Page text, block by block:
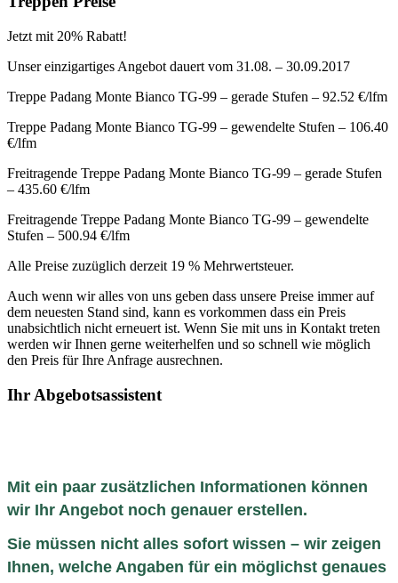
Jetzt mit 20% Rabatt!
Unser einzigartiges Angebot dauert vom 31.08. – 30.09.2017
Treppe Padang Monte Bianco TG-99 – gerade Stufen – 92.52 €/lfm
Treppe Padang Monte Bianco TG-99 – gewendelte Stufen – 106.40
€/lfm
Freitragende Treppe Padang Monte Bianco TG-99 – gerade Stufen
– 435.60 €/lfm
Freitragende Treppe Padang Monte Bianco TG-99 – gewendelte
Stufen – 500.94 €/lfm
Alle Preise zuzüglich derzeit 19 % Mehrwertsteuer.
Auch wenn wir alles von uns geben dass unsere Preise immer auf
dem neuesten Stand sind, kann es vorkommen dass ein Preis
unabsichtlich nicht erneuert ist. Wenn Sie mit uns in Kontakt treten
werden wir Ihnen gerne weiterhelfen und so schnell wie möglich
den Preis für Ihre Anfrage ausrechnen.
Ihr Abgebotsassistent
Mit ein paar zusätzlichen Informationen können
wir Ihr Angebot noch genauer erstellen.
Sie müssen nicht alles sofort wissen – wir zeigen
Ihnen, welche Angaben für ein möglichst genaues